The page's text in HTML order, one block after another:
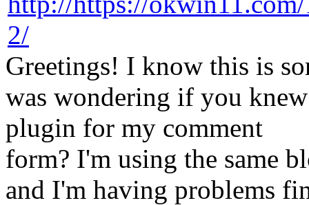
Greetings! I know this is
was wondering if you
plugin for my comment
form? I'm using the same
and I'm having problems